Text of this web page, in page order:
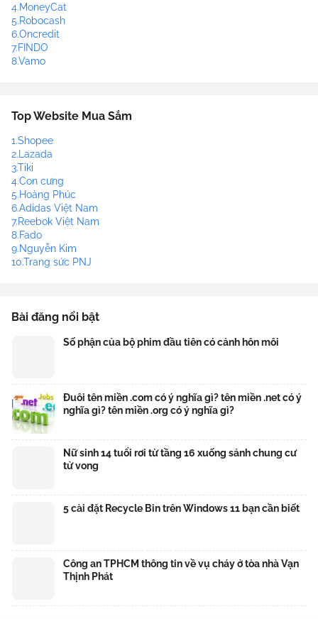
4.MoneyCat
5.Robocash
6.Oncredit
7.FINDO
8.Vamo
Top Website Mua Sắm
1.Shopee
2.Lazada
3.Tiki
4.Con cưng
5.Hoàng Phúc
6.Adidas Việt Nam
7.Reebok Việt Nam
8.Fado
9.Nguyễn Kim
10.Trang sức PNJ
Bài đăng nổi bật
Số phận của bộ phim đầu tiên có cảnh hôn môi
Đuôi tên miền .com có ý nghĩa gì? tên miền .net có ý
nghĩa gì? tên miền .org có ý nghĩa gì?
Nữ sinh 14 tuổi rơi từ tầng 16 xuống sảnh chung cư
tử vong
5 cài đặt Recycle Bin trên Windows 11 bạn cần biết
Công an TPHCM thông tin về vụ cháy ở tòa nhà Vạn
Thịnh Phát